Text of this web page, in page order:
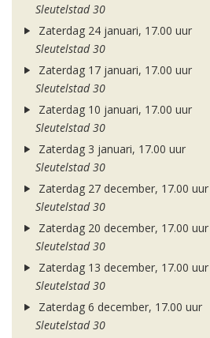
Sleutelstad 30
Zaterdag 24 januari, 17.00 uur
Sleutelstad 30
Zaterdag 17 januari, 17.00 uur
Sleutelstad 30
Zaterdag 10 januari, 17.00 uur
Sleutelstad 30
Zaterdag 3 januari, 17.00 uur
Sleutelstad 30
Zaterdag 27 december, 17.00 uur
Sleutelstad 30
Zaterdag 20 december, 17.00 uur
Sleutelstad 30
Zaterdag 13 december, 17.00 uur
Sleutelstad 30
Zaterdag 6 december, 17.00 uur
Sleutelstad 30